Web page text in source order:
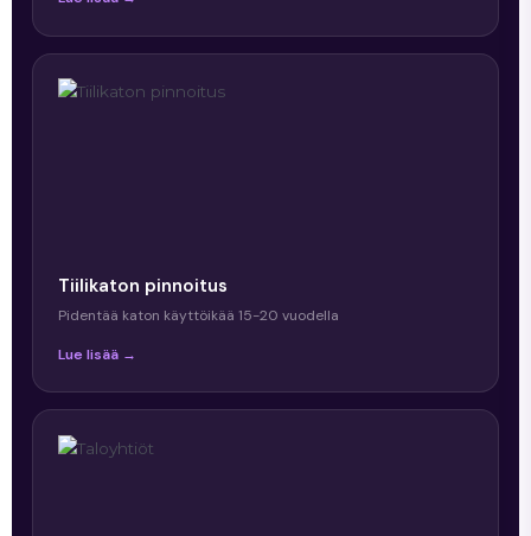
Tiilikaton pinnoitus
Pidentää katon käyttöikää 15-20 vuodella
Lue lisää →